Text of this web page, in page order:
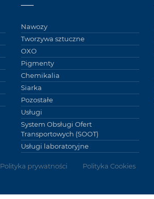
Nawozy
Tworzywa sztuczne
OXO
Pigmenty
Chemikalia
Siarka
Pozostałe
Usługi
System Obsługi Ofert
Transportowych (SOOT)
Usługi laboratoryjne
Polityka prywatności Polityka Cookies